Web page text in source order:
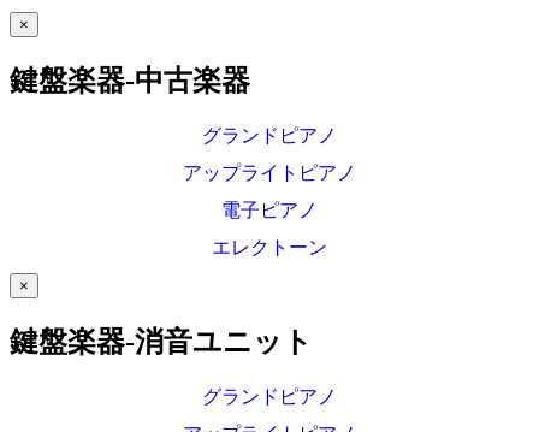
×
鍵盤楽器-中古楽器
グランドピアノ
アップライトピアノ
電子ピアノ
エレクトーン
×
鍵盤楽器-消音ユニット
グランドピアノ